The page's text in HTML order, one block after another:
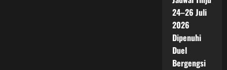
24–26 Juli
2026
Dipenuhi
Duel
Bergengsi